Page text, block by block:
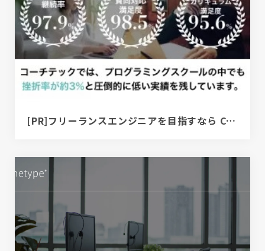
[PR]フリーランスエンジニアを目指すなら COACHTECH | プログラミングスクール